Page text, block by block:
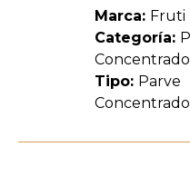
Marca: Fruti
Categoría:
Tipo: Parve